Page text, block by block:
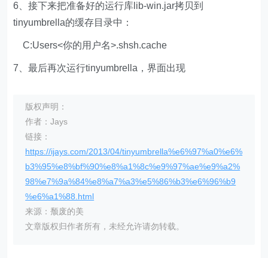
6、接下来把准备好的运行库lib-win.jar拷贝到
tinyumbrella的缓存目录中：
C:Users<你的用户名>.shsh.cache
7、最后再次运行tinyumbrella，界面出现
版权声明：
作者：Jays
链接：
https://ijays.com/2013/04/tinyumbrella%e6%97%a0%e6%
b3%95%e8%bf%90%e8%a1%8c%e9%97%ae%e9%a2%
98%e7%9a%84%e8%a7%a3%e5%86%b3%e6%96%b9
%e6%a1%88.html
来源：颓废的美
文章版权归作者所有，未经允许请勿转载。